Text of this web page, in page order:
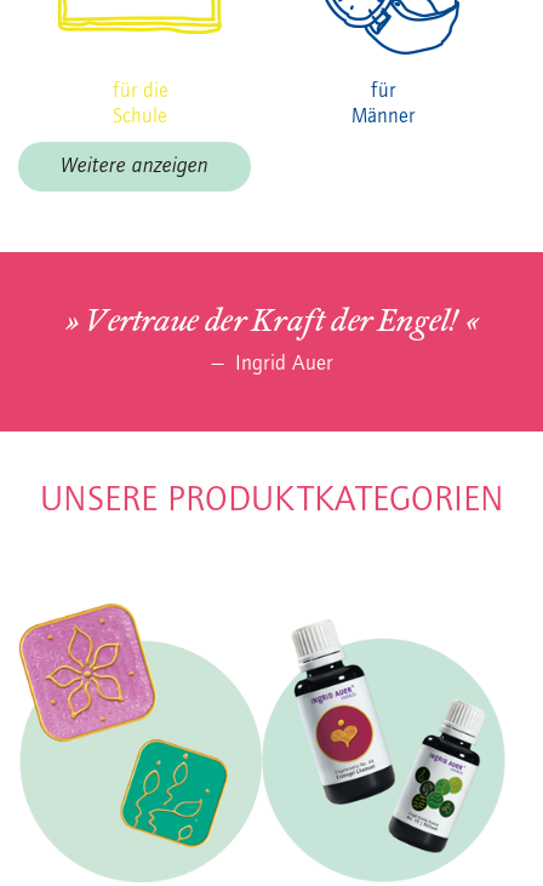
für die
Schule
für
Männer
Weitere anzeigen
Vertraue der Kraft der Engel!
Ingrid Auer
UNSERE PRODUKTKATEGORIEN